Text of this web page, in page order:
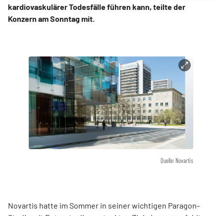
kardiovaskulärer Todesfälle führen kann, teilte der
Konzern am Sonntag mit.
Quelle: Novartis
Novartis hatte im Sommer in seiner wichtigen Paragon-